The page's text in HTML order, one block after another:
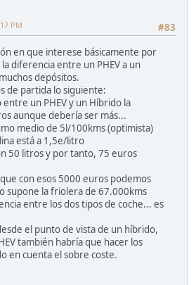
#83
PM
en que interese básicamente por
diferencia entre un PHEV a un
depósitos.
de partida lo siguiente:
un PHEV y un Híbrido la
aunque debería ser más...
medio de 5l/100kms (optimista)
está a 1,5e/litro
50 litros y por tanto, 75 euros
con esos 5000 euros podemos
supone la friolera de 67.000kms
entre los dos tipos de coche... es
el punto de vista de un híbrido,
también habría que hacer los
en cuenta el sobre coste.